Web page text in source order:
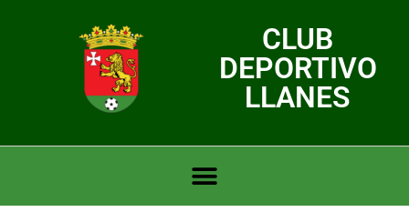
CLUB
DEPORTIVO
LLANES